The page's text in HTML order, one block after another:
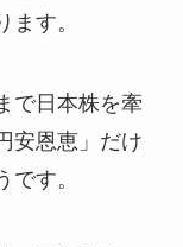
す。
で日本株を牽
安恩恵」だけ
す。